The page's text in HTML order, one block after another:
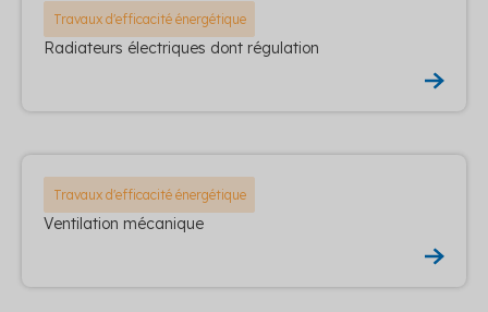
Travaux d'efficacité énergétique
Radiateurs électriques dont régulation
Travaux d'efficacité énergétique
Ventilation mécanique